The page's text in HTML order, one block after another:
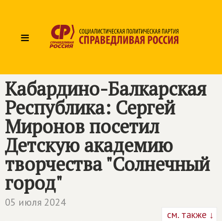
≡
Кабардино-Балкарская
Республика: Сергей
Миронов посетил
Детскую академию
творчества "Солнечный
город"
05 июля 2024
см. также ↓